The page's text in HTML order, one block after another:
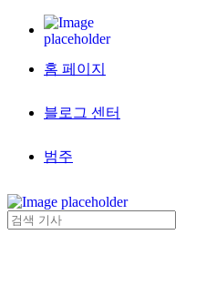
홈 페이지
블로그 센터
범주